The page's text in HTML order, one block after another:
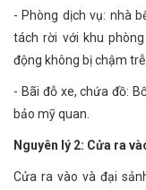
- Phòng dịch vụ: nhà
tách rời với khu
động không bị chậm trễ.
- Bãi đỗ xe, chứa đồ:
bảo mỹ quan.
Nguyên lý 2: Cửa ra
Cửa ra vào và đại